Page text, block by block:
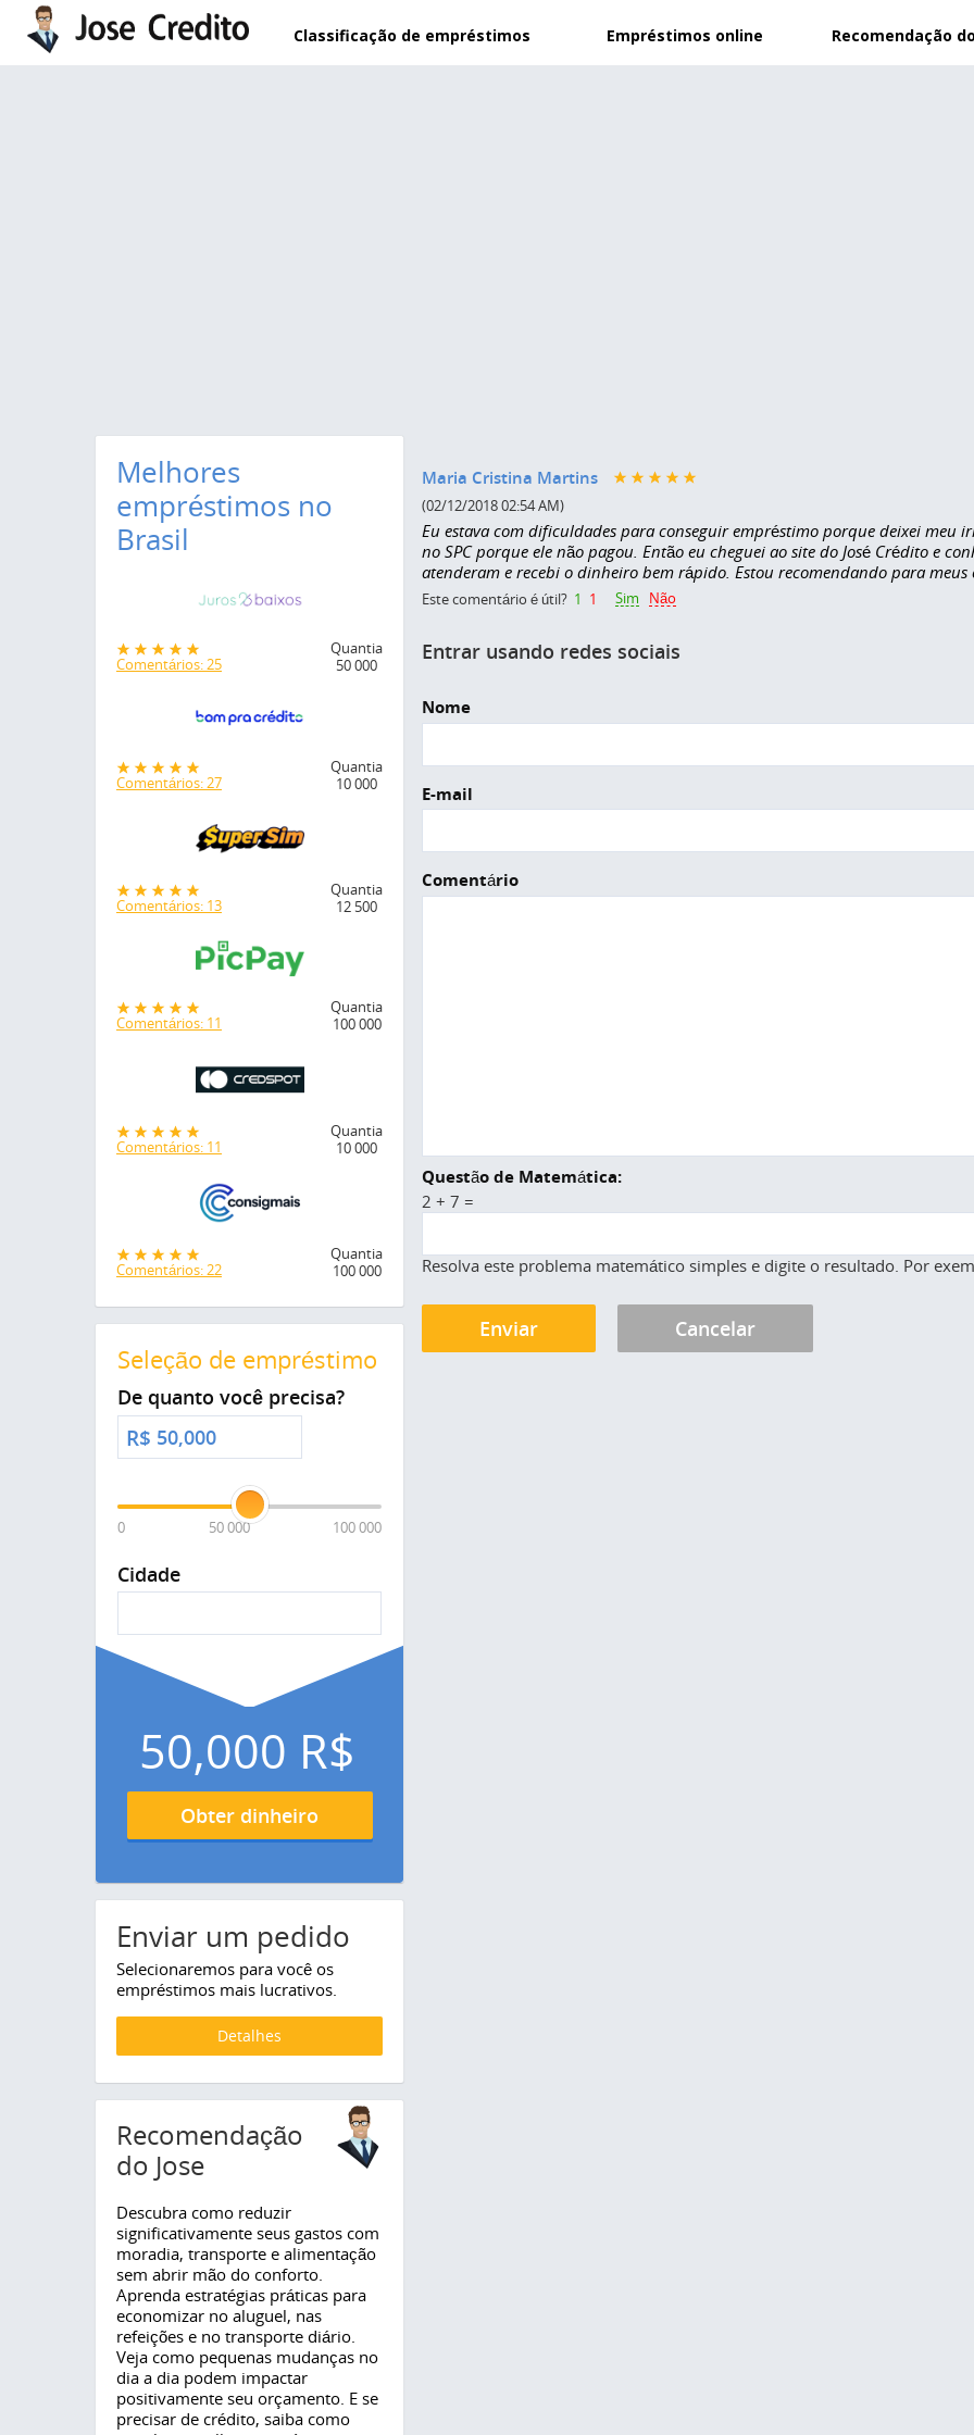
Pular para o conteúdo principal
Classificação de empréstimos Empréstimos online Recomendação
Maria Cristina Martins
(02/12/2018 02:54 AM)
Eu estava com dificuldades para conseguir empréstimo porque deixei meu
no SPC porque ele não pagou. Então eu cheguei ao site do José Crédito e
atenderam e recebi o dinheiro bem rápido. Estou recomendando para meus
Este comentário é útil? 1 1 Sim
Não
Entrar usando redes sociais
Nome
E-mail
Comentário
Questão de Matemática:
2 + 7 =
Resolva este problema matemático simples e digite o resultado. Por
Melhores
empréstimos no
Brasil
Comentários: 25
Quantia
50 000
Comentários: 27
Quantia
10 000
Comentários: 13
Quantia
12 500
Comentários: 11
Quantia
100 000
Comentários: 11
Quantia
10 000
Comentários: 22
Quantia
100 000
Seleção de empréstimo
De quanto você precisa?
R$
0 50 000 100 000
Cidade
50,000 R$
Obter dinheiro
Enviar um pedido
Selecionaremos para você os
empréstimos mais lucrativos.
Detalhes
Recomendação
do Jose
Descubra como reduzir
significativamente seus gastos com
moradia, transporte e alimentação
sem abrir mão do conforto.
Aprenda estratégias práticas para
economizar no aluguel, nas
refeições e no transporte diário.
Veja como pequenas mudanças no
dia a dia podem impactar
positivamente seu orçamento. E se
precisar de crédito, saiba como